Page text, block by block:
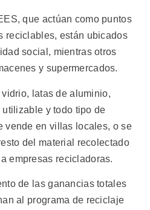
que actúan como puntos
reciclables, están ubicados
social, mientras otros
y supermercados.
latas de aluminio,
y todo tipo de
vende en villas locales, o se
del material recolectado
empresas recicladoras.
de las ganancias totales
al programa de reciclaje